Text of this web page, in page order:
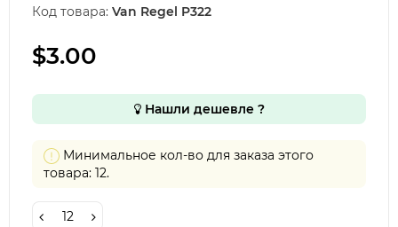
Код товара: Van Regel P322
$3.00
Нашли дешевле ?
Минимальное кол-во для заказа этого
товара: 12.